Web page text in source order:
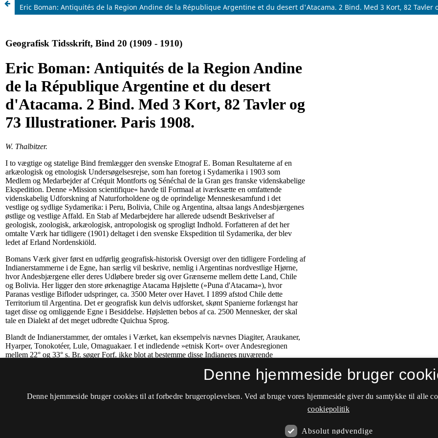
Eric Boman: Antiquités de la Region Andine de la République Argentine et du desert d'Atacama. 2 Bind. Med 3 Kort, 82 Tavler
Denne hjemmeside bruger
Denne hjemmeside bruger cookies til at forbedre brugeroplevelsen. Ved at bruge vores hjemmeside giver du samtykke til alle
cookiepolitik
Absolut nødvendige